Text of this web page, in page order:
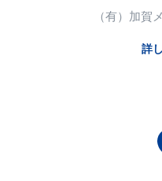
（有）加賀
詳